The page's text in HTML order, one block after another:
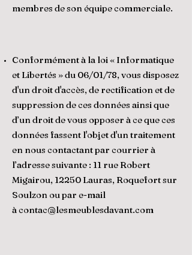
membres de son équipe commerciale.
Conformément à la loi « Informatique
et Libertés » du 06/01/78, vous disposez
d'un droit d'accès, de rectification et de
suppression de ces données ainsi que
d’un droit de vous opposer à ce que ces
données fassent l'objet d'un traitement
en nous contactant par courrier à
l’adresse suivante : 11 rue Robert
Migairou, 12250 Lauras, Roquefort sur
Soulzon ou par e-mail
àcontac@lesmeublesdavant.com